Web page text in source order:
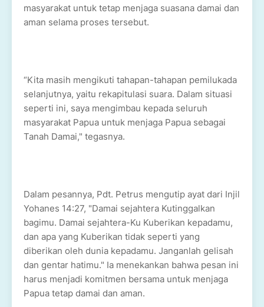
masyarakat untuk tetap menjaga suasana damai dan
aman selama proses tersebut.
“Kita masih mengikuti tahapan-tahapan pemilukada
selanjutnya, yaitu rekapitulasi suara. Dalam situasi
seperti ini, saya mengimbau kepada seluruh
masyarakat Papua untuk menjaga Papua sebagai
Tanah Damai," tegasnya.
Dalam pesannya, Pdt. Petrus mengutip ayat dari Injil
Yohanes 14:27, "Damai sejahtera Kutinggalkan
bagimu. Damai sejahtera-Ku Kuberikan kepadamu,
dan apa yang Kuberikan tidak seperti yang
diberikan oleh dunia kepadamu. Janganlah gelisah
dan gentar hatimu." Ia menekankan bahwa pesan ini
harus menjadi komitmen bersama untuk menjaga
Papua tetap damai dan aman.